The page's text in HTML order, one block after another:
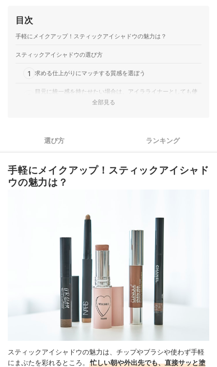
目次
手軽にメイクアップ！スティックアイシャドウの魅力は？
スティックアイシャドウの選び方
1 求める仕上がりにマッチする質感を選ぼう
目元に統一感を持たせたい場合は、アイラライナーとしても使
もっと手軽に、もっと美しくメイクしたいなら細かい工夫に注
目！
スティックアイシャドウ全30商品おすすめ人気ランキング
手軽に美しくメイクするなら、1つ2役のアイテムにも注目！
全部見る
選び方 ランキング
手軽にメイクアップ！スティックアイシャド
ウの魅力は？
スティックアイシャドウの魅力は、チップやブラシや使わず手軽
にまぶたを彩れるところ。
忙しい朝や外出先でも、直接サッと塗